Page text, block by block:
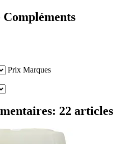
Prix Marques
22 articles